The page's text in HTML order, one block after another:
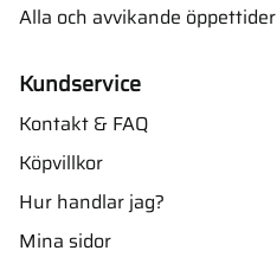
Alla och avvikande öppettider
Kundservice
Kontakt & FAQ
Köpvillkor
Hur handlar jag?
Mina sidor